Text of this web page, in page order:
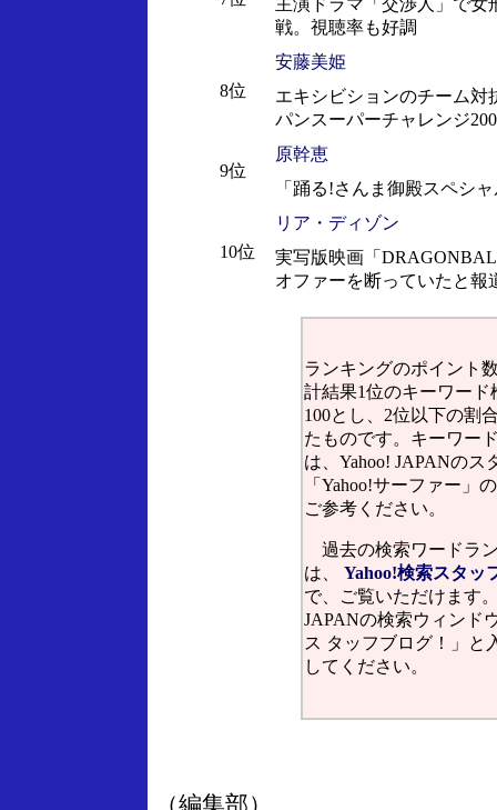
主演ドラマ「交渉人」で女
戦。視聴率も好調
8位
安藤美姫
エキシビションのチーム対
パンスーパーチャレンジ
9位
原幹恵
「踊る!さんま御殿スペシ
10位
リア・ディゾン
実写版映画「
オファーを断っていたと報
ランキングのポイント
計結果1位のキーワード
100とし、2位以下の割
たものです。キーワー
は、Yahoo! JAPANのス
「Yahoo!サーファー」
ご参考ください。
過去の検索ワードラ
は、 Yahoo!検索スタッ
で、ご覧いただけます
JAPANの検索ウィンド
ス タッフブログ！」と
してください。
（編集部）